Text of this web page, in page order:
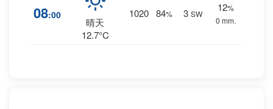
08:00
晴天
12.7°C
1020 84% 3 SW
12%
0 mm.